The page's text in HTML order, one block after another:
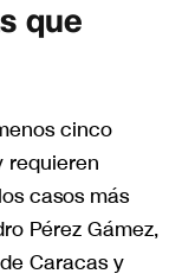
que
cinco
requieren
casos más
Pérez Gámez,
Caracas y